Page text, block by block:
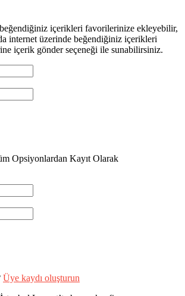
içerikleri favorilerinize ekleyebilir,
internet üzerinde beğendiğiniz içerikleri
içerik gönder seçeneği ile sunabilirsiniz.
Opsiyonlardan Kayıt Olarak
Üye kaydı oluşturun